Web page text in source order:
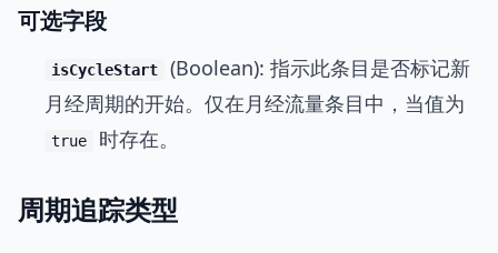
可选字段
isCycleStart
(Boolean): 指示此条目是否标记新
月经周期的开始。仅在月经流量条目中，当值为
true 时存在。
周期追踪类型